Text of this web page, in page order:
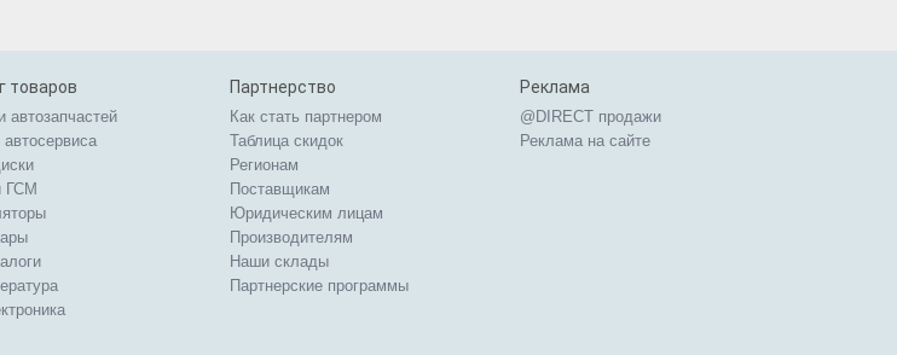
товаров
автозапчастей
ГСМ
Партнерство
Как стать партнером
Таблица скидок
Регионам
Поставщикам
Юридическим лицам
Производителям
Наши склады
Партнерские программы
Реклама
@DIRECT продажи
Реклама на сайте